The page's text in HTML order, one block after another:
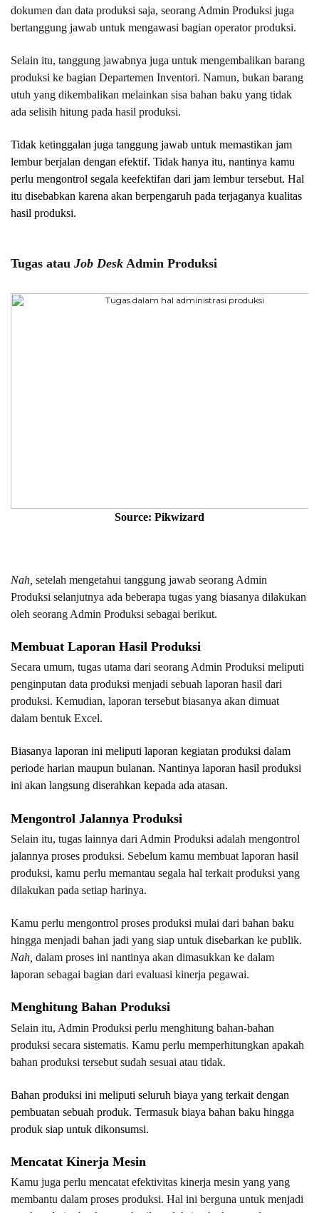
dokumen dan data produksi saja, seorang Admin Produksi juga
bertanggung jawab untuk mengawasi bagian operator produksi.
Selain itu, tanggung jawabnya juga untuk mengembalikan barang
produksi ke bagian Departemen Inventori. Namun, bukan barang
utuh yang dikembalikan melainkan sisa bahan baku yang tidak
ada selisih hitung pada hasil produksi.
Tidak ketinggalan juga tanggung jawab untuk memastikan jam
lembur berjalan dengan efektif. Tidak hanya itu, nantinya kamu
perlu mengontrol segala keefektifan dari jam lembur tersebut. Hal
itu disebabkan karena akan berpengaruh pada terjaganya kualitas
hasil produksi.
Tugas atau Job Desk Admin Produksi
Source: Pikwizard
Nah, setelah mengetahui tanggung jawab seorang Admin
Produksi selanjutnya ada beberapa tugas yang biasanya dilakukan
oleh seorang Admin Produksi sebagai berikut.
Membuat Laporan Hasil Produksi
Secara umum, tugas utama dari seorang Admin Produksi meliputi
penginputan data produksi menjadi sebuah laporan hasil dari
produksi. Kemudian, laporan tersebut biasanya akan dimuat
dalam bentuk Excel.
Biasanya laporan ini meliputi laporan kegiatan produksi dalam
periode harian maupun bulanan. Nantinya laporan hasil produksi
ini akan langsung diserahkan kepada ada atasan.
Mengontrol Jalannya Produksi
Selain itu, tugas lainnya dari Admin Produksi adalah mengontrol
jalannya proses produksi. Sebelum kamu membuat laporan hasil
produksi, kamu perlu memantau segala hal terkait produksi yang
dilakukan pada setiap harinya.
Kamu perlu mengontrol proses produksi mulai dari bahan baku
Nah, dalam proses ini nantinya akan dimasukkan ke dalam
laporan sebagai bagian dari evaluasi kinerja pegawai.
Menghitung Bahan Produksi
Selain itu, Admin Produksi perlu menghitung bahan-bahan
produksi secara sistematis. Kamu perlu memperhitungkan apakah
bahan produksi tersebut sudah sesuai atau tidak.
Bahan produksi ini meliputi seluruh biaya yang terkait dengan
pembuatan sebuah produk. Termasuk biaya bahan baku hingga
produk siap untuk dikonsumsi.
Mencatat Kinerja Mesin
Kamu juga perlu mencatat efektivitas kinerja mesin yang yang
membantu dalam proses produksi. Hal ini berguna untuk menjadi